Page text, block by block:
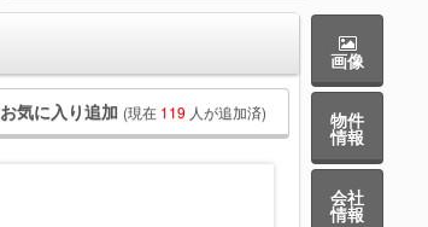
お気に入り追加 (現在 119 人が追加済)
画像
物件
情報
会社
情報